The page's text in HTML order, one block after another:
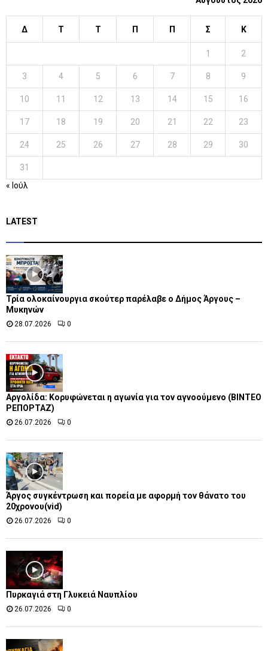
Δ Τ Τ Π Π Σ Κ
1 2
3 4 5 6 7 8 9
10 11 12 13 14 15 16
17 18 19 20 21 22 23
24 25 26 27 28 29 30
31
« Ιούλ
LATEST
Τρία ολοκαίνουργια σκούτερ παρέλαβε o Δήμος Άργους –
Μυκηνών
28.07.2026 0
Αργολίδα: Κορυφώνεται η αγωνία για τον αγνοούμενο (ΒΙΝΤΕΟ
ΡΕΠΟΡΤΑΖ)
26.07.2026 0
Άργος συγκέντρωση και πορεία με αφορμή τον θάνατο του
20χρονου(vid)
26.07.2026 0
Πυρκαγιά στη Γλυκειά Ναυπλίου
26.07.2026 0